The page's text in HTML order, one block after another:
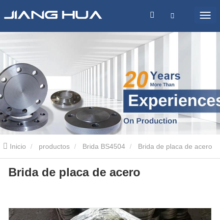
Inicio productos Brida BS4504 Brida de placa de acero
Brida de placa de acero